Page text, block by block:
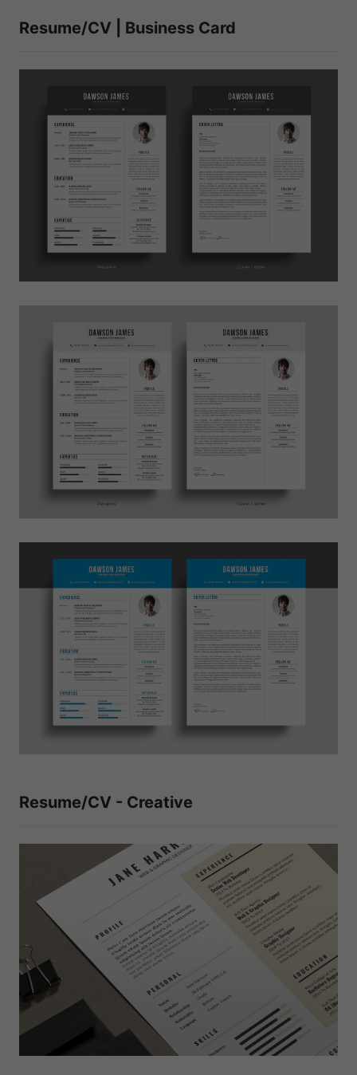
Resume/CV | Business Card
Resume/CV - Creative